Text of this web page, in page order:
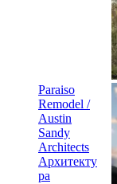
Paraiso
Remodel /
Austin
Sandy
Architects
Архитекту
ра